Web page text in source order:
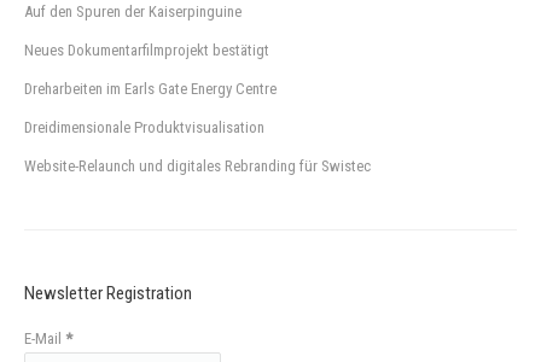
Auf den Spuren der Kaiserpinguine
Neues Dokumentarfilmprojekt bestätigt
Dreharbeiten im Earls Gate Energy Centre
Dreidimensionale Produktvisualisation
Website-Relaunch und digitales Rebranding für Swistec
Newsletter Registration
E-Mail *